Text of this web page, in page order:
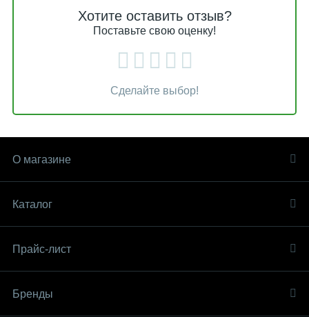
Хотите оставить отзыв?
Поставьте свою оценку!
Сделайте выбор!
О магазине
Каталог
Прайс-лист
Бренды